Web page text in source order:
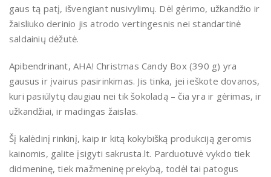
gaus tą patį, išvengiant nusivylimų. Dėl gėrimo, užkandžio ir
žaisliuko derinio jis atrodo vertingesnis nei standartinė
saldainių dėžutė.
Apibendrinant, AHA! Christmas Candy Box (390 g) yra
gausus ir įvairus pasirinkimas. Jis tinka, jei ieškote dovanos,
kuri pasiūlytų daugiau nei tik šokoladą – čia yra ir gėrimas, ir
užkandžiai, ir madingas žaislas.
Šį kalėdinį rinkinį, kaip ir kitą kokybišką produkciją geromis
kainomis, galite įsigyti sakrusta.lt. Parduotuvė vykdo tiek
didmeninę, tiek mažmeninę prekybą, todėl tai patogus